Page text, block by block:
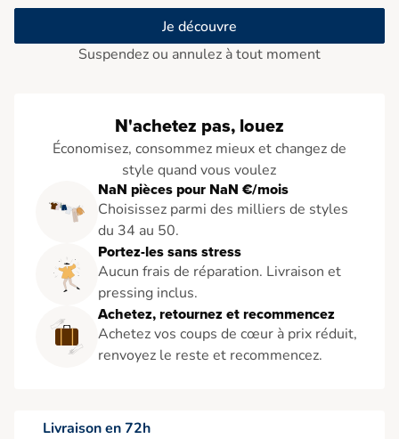
Je découvre
Suspendez ou annulez à tout moment
N'achetez pas, louez
Économisez, consommez mieux et changez de
style quand vous voulez
NaN pièces pour NaN €/mois
Choisissez parmi des milliers de styles
du 34 au 50.
Portez-les sans stress
Aucun frais de réparation. Livraison et
pressing inclus.
Achetez, retournez et recommencez
Achetez vos coups de cœur à prix réduit,
renvoyez le reste et recommencez.
Livraison en 72h